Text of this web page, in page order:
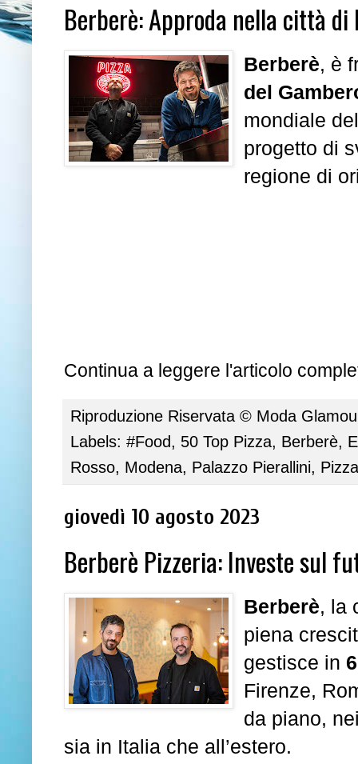
Berberè: Approda nella città di
Berberè, è
del
mondiale
progetto di
regione di
Continua a leggere l'articolo
Riproduzione Riservata © Moda
Labels: #Food, 50 Top Pizza, Berberè,
Rosso, Modena, Palazzo Pierallini, Pizza
giovedì 10 agosto 2023
Berberè Pizzeria: Investe sul
Berberè, la
piena
gestisce in 6
Firenze,
da piano,
sia in Italia che all’estero.